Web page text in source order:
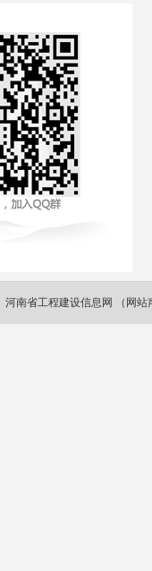
河南省工程建设信息网 （ 网站